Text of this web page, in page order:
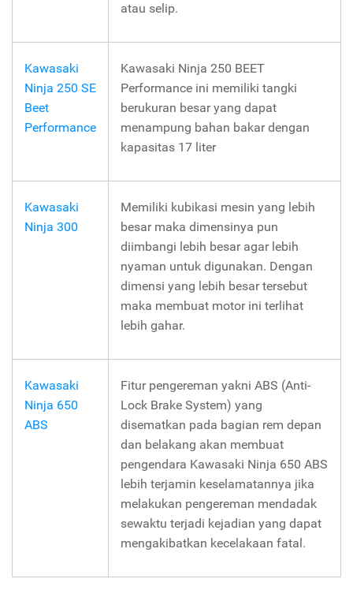
atau selip.
Kawasaki
Ninja 250 SE
Beet
Performance
Kawasaki Ninja 250 BEET
Performance ini memiliki tangki
berukuran besar yang dapat
menampung bahan bakar dengan
kapasitas 17 liter
Kawasaki
Ninja 300
Memiliki kubikasi mesin yang lebih
besar maka dimensinya pun
diimbangi lebih besar agar lebih
nyaman untuk digunakan. Dengan
dimensi yang lebih besar tersebut
maka membuat motor ini terlihat
lebih gahar.
Kawasaki
Ninja 650
ABS
Fitur pengereman yakni ABS (Anti-
Lock Brake System) yang
disematkan pada bagian rem depan
dan belakang akan membuat
pengendara Kawasaki Ninja 650 ABS
lebih terjamin keselamatannya jika
melakukan pengereman mendadak
sewaktu terjadi kejadian yang dapat
mengakibatkan kecelakaan fatal.